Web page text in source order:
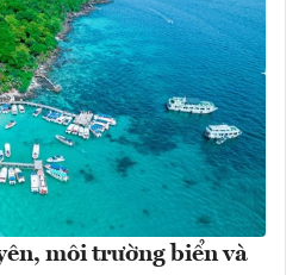
môi trường biển và